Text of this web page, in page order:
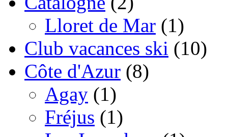
Lloret de Mar (1)
Club vacances ski (10)
Côte d'Azur (8)
Agay (1)
Fréjus (1)